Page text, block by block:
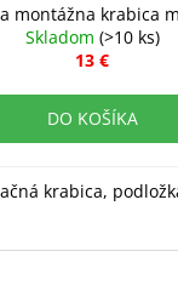
montážna krabica
Skladom (>10 ks)
13 €
DO KOŠÍKA
krabica,